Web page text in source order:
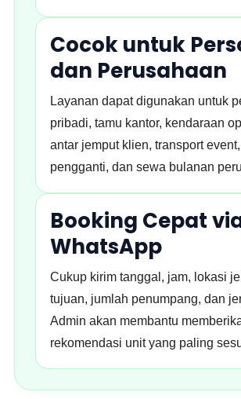
Cocok untuk
dan Perusahaan
Layanan dapat digunakan untuk
pribadi, tamu kantor, kendaraan
antar jemput klien, transport event,
pengganti, dan sewa bulanan
Booking Cepat
WhatsApp
Cukup kirim tanggal, jam, lokasi
tujuan, jumlah penumpang, dan
Admin akan membantu
rekomendasi unit yang paling